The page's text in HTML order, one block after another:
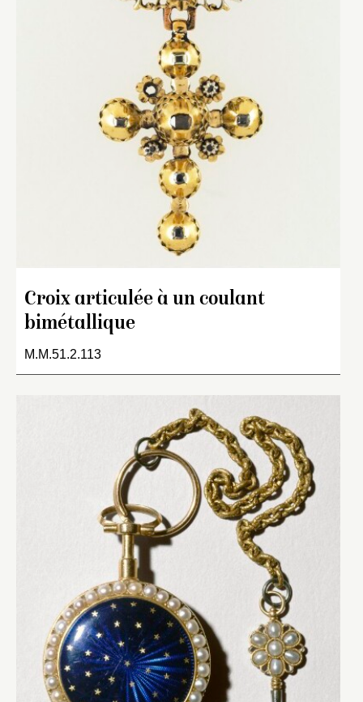
Croix articulée à un coulant
bimétallique
M.M.51.2.113